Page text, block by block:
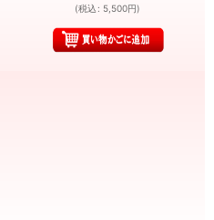
(税込 : 5,500円)